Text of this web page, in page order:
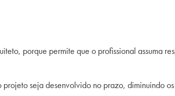
porque permite que o profissional assuma
seja desenvolvido no prazo, diminuindo